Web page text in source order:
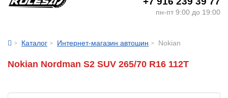
пн-пт 9:00 до 19:00
Каталог Интернет-магазин автошин Nokian
Nokian Nordman S2 SUV 265/70 R16 112T